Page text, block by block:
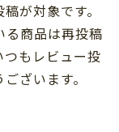
が対象です。
る商品は再投稿
もレビュー投
ざいます。